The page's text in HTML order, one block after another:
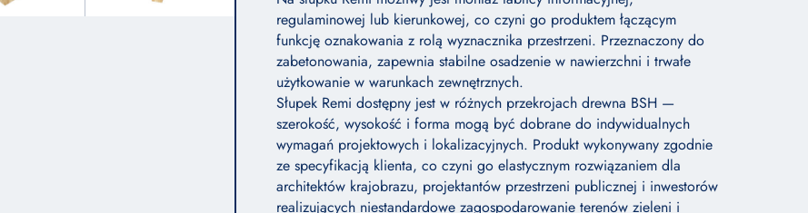
regulaminowej lub kierunkowej, co czyni go produktem łączącym
funkcję oznakowania z rolą wyznacznika przestrzeni. Przeznaczony do
zabetonowania, zapewnia stabilne osadzenie w nawierzchni i trwałe
użytkowanie w warunkach zewnętrznych.
Słupek Remi dostępny jest w różnych przekrojach drewna BSH —
szerokość, wysokość i forma mogą być dobrane do indywidualnych
wymagań projektowych i lokalizacyjnych. Produkt wykonywany zgodnie
ze specyfikacją klienta, co czyni go elastycznym rozwiązaniem dla
architektów krajobrazu, projektantów przestrzeni publicznej i inwestorów
realizujących niestandardowe zagospodarowanie terenów zieleni i